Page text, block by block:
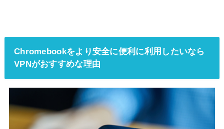
Chromebookをより安全に便利に利用したいなら
VPNがおすすめな理由